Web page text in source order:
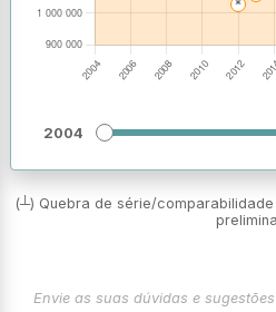
2004
(┴) Quebra de série/
Envie as suas dúvidas e